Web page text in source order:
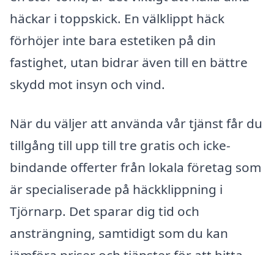
häckar i toppskick. En välklippt häck
förhöjer inte bara estetiken på din
fastighet, utan bidrar även till en bättre
skydd mot insyn och vind.
När du väljer att använda vår tjänst får du
tillgång till upp till tre gratis och icke-
bindande offerter från lokala företag som
är specialiserade på häckklippning i
Tjörnarp. Det sparar dig tid och
ansträngning, samtidigt som du kan